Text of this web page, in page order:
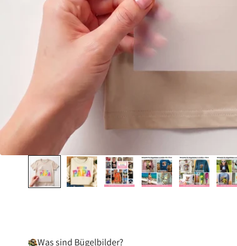
Was sind Bügelbilder?